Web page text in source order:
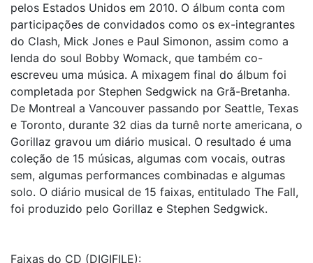
pelos Estados Unidos em 2010. O álbum conta com
participações de convidados como os ex-integrantes
do Clash, Mick Jones e Paul Simonon, assim como a
lenda do soul Bobby Womack, que também co-
escreveu uma música. A mixagem final do álbum foi
completada por Stephen Sedgwick na Grã-Bretanha.
De Montreal a Vancouver passando por Seattle, Texas
e Toronto, durante 32 dias da turnê norte americana, o
Gorillaz gravou um diário musical. O resultado é uma
coleção de 15 músicas, algumas com vocais, outras
sem, algumas performances combinadas e algumas
solo. O diário musical de 15 faixas, entitulado The Fall,
foi produzido pelo Gorillaz e Stephen Sedgwick.
Faixas do CD (DIGIFILE):